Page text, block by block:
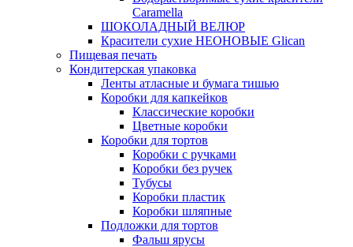
Caramella
ШОКОЛАДНЫЙ ВЕЛЮР
Красители сухие НЕОНОВЫЕ Glican
Пищевая печать
Кондитерская упаковка
Ленты атласные и бумага тишью
Коробки для капкейков
Классические коробки
Цветные коробки
Коробки для тортов
Коробки с ручками
Коробки без ручек
Тубусы
Коробки пластик
Коробки шляпные
Подложки для тортов
Фальш ярусы